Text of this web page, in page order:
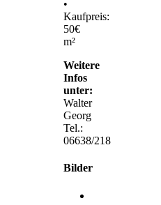
•
Kaufpreis:
50€
m²
Weitere
Infos
unter:
Walter
Georg
Tel.:
06638/218
Bilder